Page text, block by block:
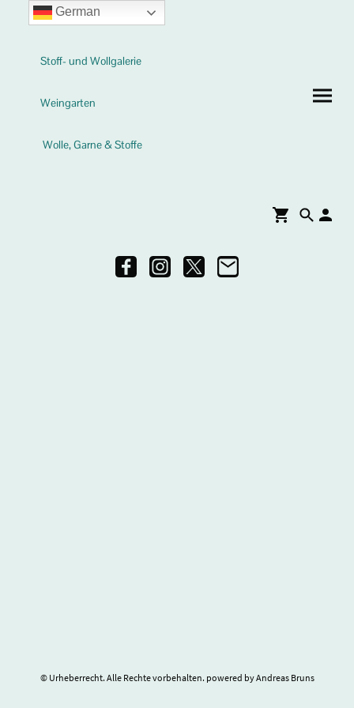
Stoff- und Wollgalerie
Weingarten
Wolle, Garne & Stoffe
© Urheberrecht. Alle Rechte vorbehalten. powered by Andreas Bruns
German